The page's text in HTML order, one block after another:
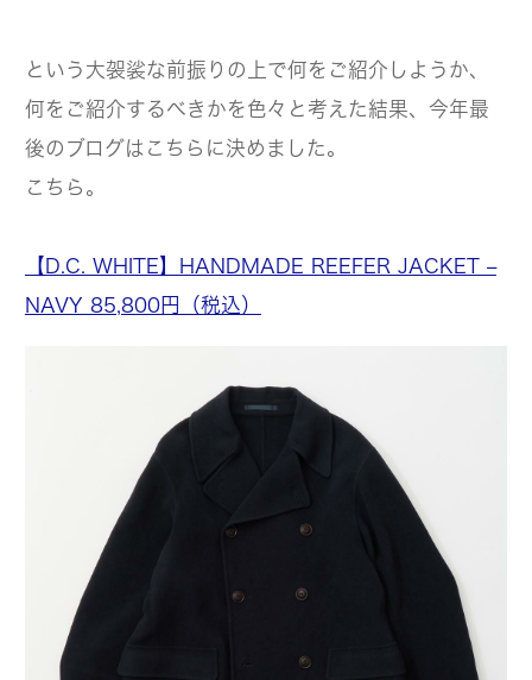
という大袈裟な前振りの上で何をご紹介しようか、
何をご紹介するべきかを色々と考えた結果、今年最
後のブログはこちらに決めました。
こちら。
【D.C. WHITE】HANDMADE REEFER JACKET –
NAVY 85,800円（税込）